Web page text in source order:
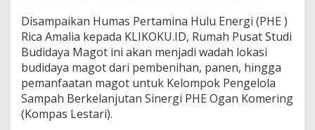
Disampaikan Humas Pertamina Hulu Energi (PHE )
Rica Amalia kepada KLIKOKU.ID, Rumah Pusat Studi
Budidaya Magot ini akan menjadi wadah lokasi
budidaya magot dari pembenihan, panen, hingga
pemanfaatan magot untuk Kelompok Pengelola
Sampah Berkelanjutan Sinergi PHE Ogan Komering
(Kompas Lestari).